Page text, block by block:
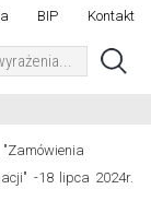
BIP Kontakt
-18 lipca 2024r.